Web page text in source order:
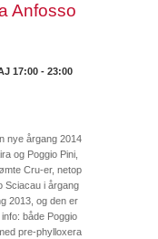
Anfosso
17:00 - 23:00
nye årgang 2014
og Poggio Pini,
Cru-er, netop
Sciacau i årgang
2013, og den er
både Poggio
pre-phylloxera